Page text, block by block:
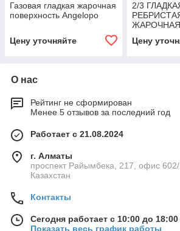
Газовая гладкая жарочная
поверхность Angelopo
Цену уточняйте
2/3
ЖАРОЧНАЯ
Цену
О нас
Рейтинг не сформирован
Менее 5 отзывов за последний год
Работает с 21.08.2024
г. Алматы
проспект Райымбека, 217, офис
Казахстан
Контакты
Сегодня работает с 10:00 до 18:00
Показать весь график работы